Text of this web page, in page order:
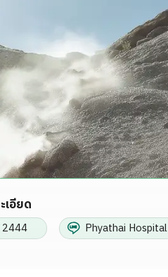
อียด
Phyathai Hospital